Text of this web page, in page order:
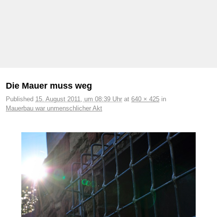
Bilder-Navigation
Die Mauer muss weg
Published 15. August 2011, um 08:39 Uhr at 640 × 425 in
Mauerbau war unmenschlicher Akt